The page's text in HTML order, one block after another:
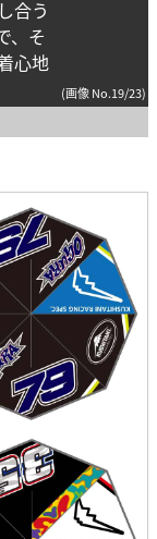
合う
、そ
心地
(画像 No.19/23)